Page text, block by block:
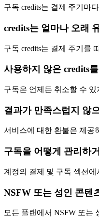
구독 credits는 결제 주기마
credits는 얼마나 오래
구독 credits는 결제 주기를
사용하지 않은 credits
구독은 언제든 취소할 수
결과가 만족스럽지 않
서비스에 대한 환불은 제공
구독을 어떻게 관리하
계정의 결제 및 구독 섹션
NSFW 또는 성인 콘텐
모든 플랜에서 NSFW 또는